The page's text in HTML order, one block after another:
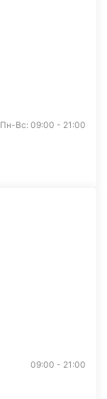
Пн-Вс: 09:00 - 21:00
09:00 - 21:00